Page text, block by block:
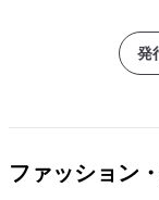
発
ファッション